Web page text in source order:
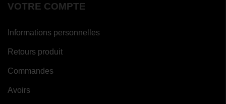
VOTRE COMPTE
Informations personnelles
Retours produit
Commandes
Avoirs